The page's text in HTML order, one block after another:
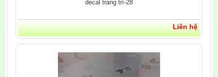
decal trang trí-28
Liên hệ